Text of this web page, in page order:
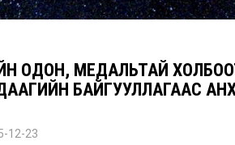
ОДОН, МЕДАЛЬТАЙ
БАЙГУУЛЛАГААС
12-23